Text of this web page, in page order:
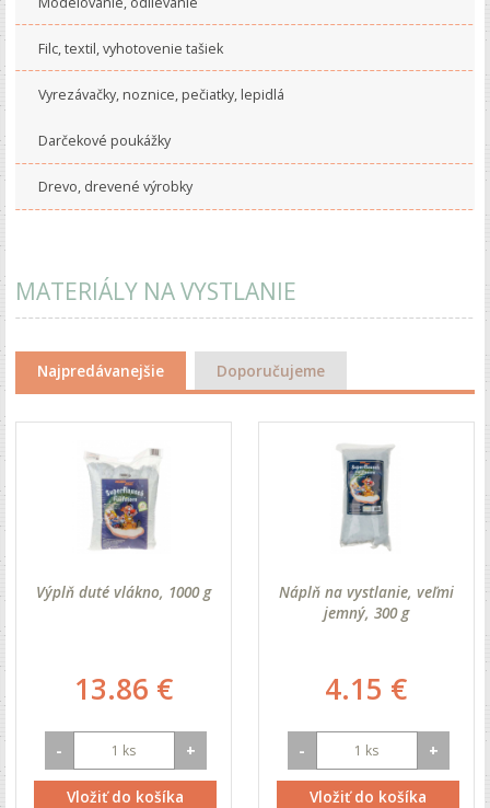
Filc, textil, vyhotovenie tašiek
Vyrezávačky, noznice, pečiatky, lepidlá
Darčekové poukážky
Drevo, drevené výrobky
MATERIÁLY NA VYSTLANIE
Najpredávanejšie Doporučujeme
Výplň duté vlákno, 1000 g
13.86 €
- +
Vložiť do košíka
Náplň na vystlanie, veľmi
jemný, 300 g
4.15 €
- +
Vložiť do košíka